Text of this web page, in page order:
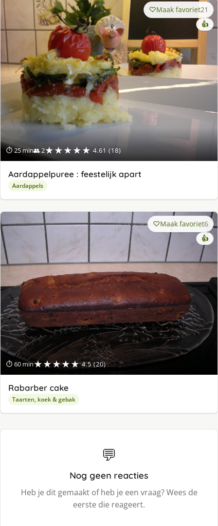
⏱ 25 min👥 2★★★★★ 4.61 (18)
Maak favoriet21
👍
Aardappelpuree : feestelijk apart
Aardappels
⏱ 60 min★★★★★ 4.5 (20)
Maak favoriet6
👍
Rabarber cake
Taarten, koek & gebak
💬
Nog geen reacties
Heb je dit gemaakt of heb je een vraag? Wees de
eerste die reageert.